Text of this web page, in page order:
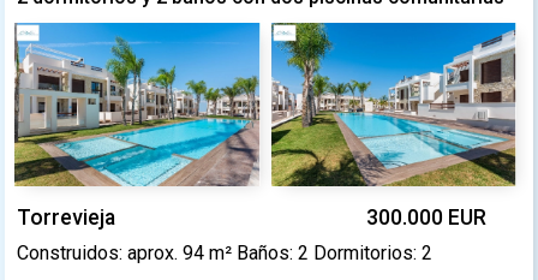
Torrevieja 300.000 EUR
Construidos: aprox. 94 m² Baños: 2 Dormitorios: 2